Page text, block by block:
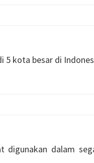
kota besar di
dalam